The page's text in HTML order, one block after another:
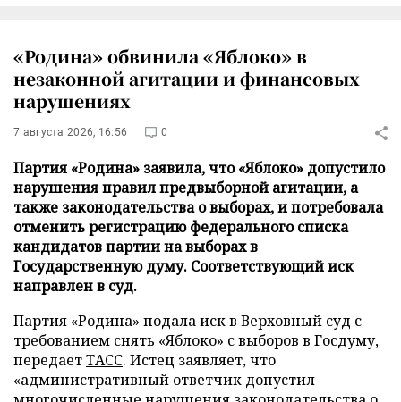
«Родина» обвинила «Яблоко» в
незаконной агитации и финансовых
нарушениях
7 августа 2026, 16:56 0
Партия «Родина» заявила, что «Яблоко» допустило
нарушения правил предвыборной агитации, а
также законодательства о выборах, и потребовала
отменить регистрацию федерального списка
кандидатов партии на выборах в
Государственную думу. Соответствующий иск
направлен в суд.
Партия «Родина» подала иск в Верховный суд с
требованием снять «Яблоко» с выборов в Госдуму,
передаетТАСС. Истец заявляет, что
«административный ответчик допустил